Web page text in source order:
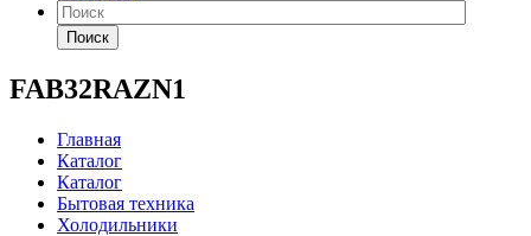
Поиск
FAB32RAZN1
Главная
Каталог
Каталог
Бытовая техника
Холодильники